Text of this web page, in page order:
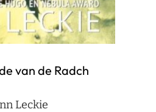
van de Radch
Leckie